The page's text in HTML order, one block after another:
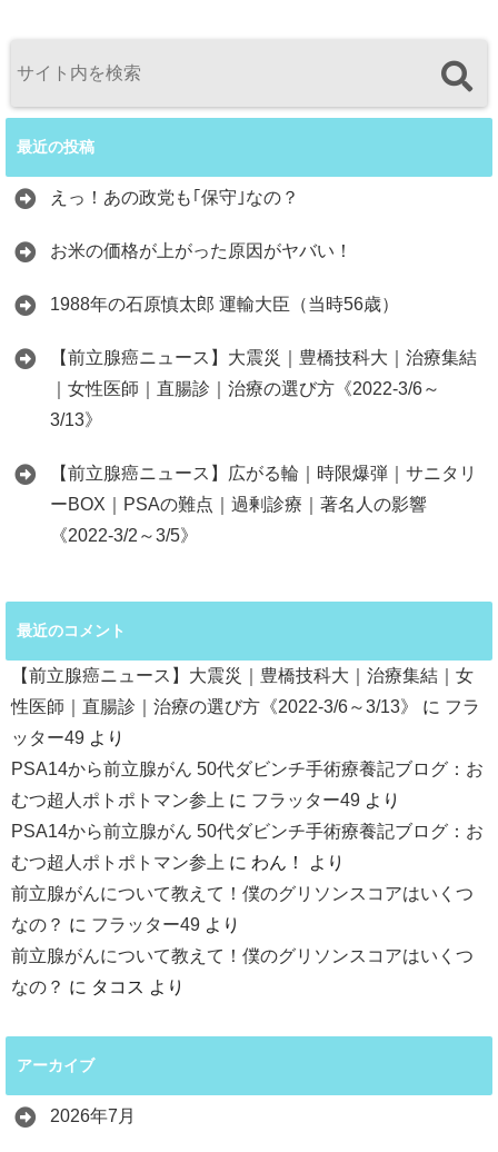
最近の投稿
えっ！あの政党も｢保守｣なの？
お米の価格が上がった原因がヤバい！
1988年の石原慎太郎 運輸大臣（当時56歳）
【前立腺癌ニュース】大震災｜豊橋技科大｜治療集結
｜女性医師｜直腸診｜治療の選び方《2022-3/6～
3/13》
【前立腺癌ニュース】広がる輪｜時限爆弾｜サニタリ
ーBOX｜PSAの難点｜過剰診療｜著名人の影響
《2022-3/2～3/5》
最近のコメント
【前立腺癌ニュース】大震災｜豊橋技科大｜治療集結｜女
性医師｜直腸診｜治療の選び方《2022-3/6～3/13》
に フラ
ッター49 より
PSA14から前立腺がん 50代ダビンチ手術療養記ブログ：お
むつ超人ポトポトマン参上 に フラッター49 より
PSA14から前立腺がん 50代ダビンチ手術療養記ブログ：お
むつ超人ポトポトマン参上 に わん！
より
前立腺がんについて教えて！僕のグリソンスコアはいくつ
なの？ に フラッター49 より
前立腺がんについて教えて！僕のグリソンスコアはいくつ
なの？ に タコス より
アーカイブ
2026年7月